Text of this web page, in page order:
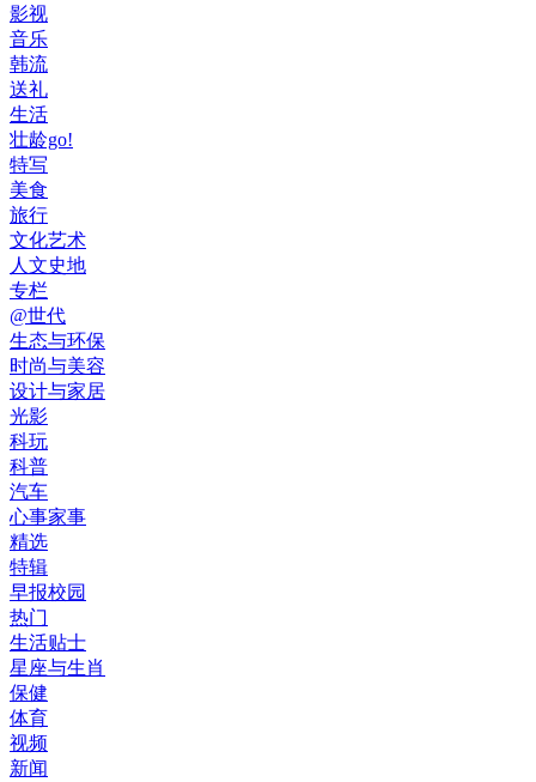
影视
音乐
韩流
送礼
生活
壮龄go!
特写
美食
旅行
文化艺术
人文史地
专栏
@世代
生态与环保
时尚与美容
设计与家居
光影
科玩
科普
汽车
心事家事
精选
特辑
早报校园
热门
生活贴士
星座与生肖
保健
体育
视频
新闻